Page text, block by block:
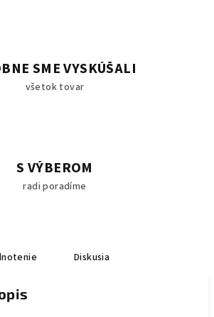
SME VYSKÚŠALI
všetok tovar
S VÝBEROM
radi poradíme
Diskusia